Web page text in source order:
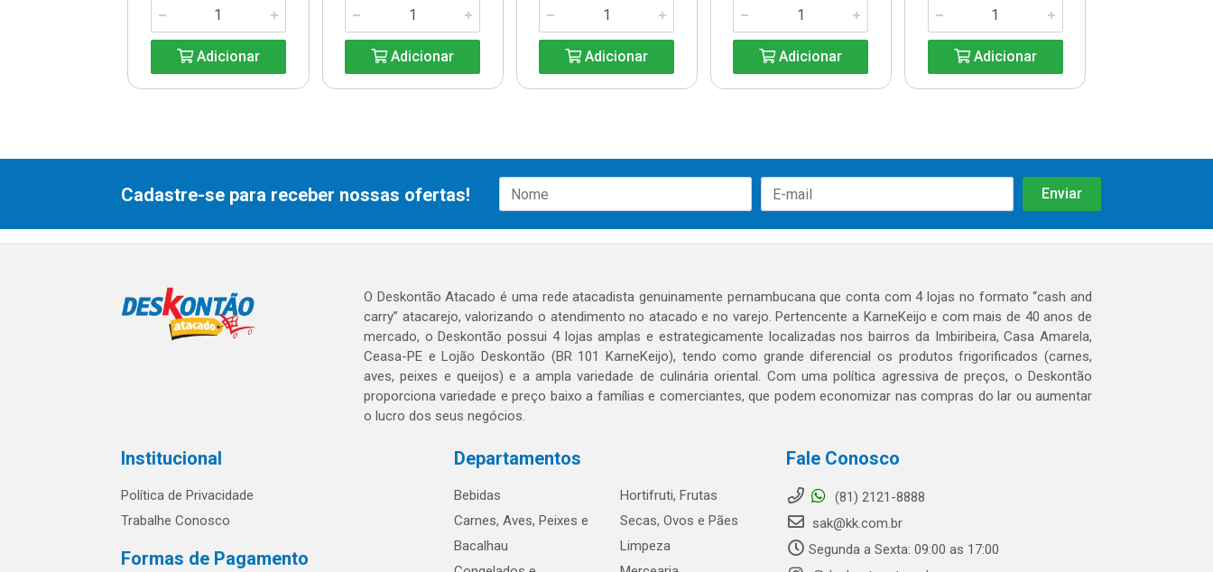
Adicionar Adicionar Adicionar Adicionar Adicionar
Cadastre-se para receber nossas ofertas!
O Deskontão Atacado é uma rede atacadista genuinamente pernambucana que conta com 4 lojas no formato “cash and
carry” atacarejo, valorizando o atendimento no atacado e no varejo. Pertencente a KarneKeijo e com mais de 40 anos de
mercado, o Deskontão possui 4 lojas amplas e estrategicamente localizadas nos bairros da Imbiribeira, Casa Amarela,
Ceasa-PE e Lojão Deskontão (BR 101 KarneKeijo), tendo como grande diferencial os produtos frigorificados (carnes,
aves, peixes e queijos) e a ampla variedade de culinária oriental. Com uma política agressiva de preços, o Deskontão
proporciona variedade e preço baixo a famílias e comerciantes, que podem economizar nas compras do lar ou aumentar
o lucro dos seus negócios.
Institucional
Política de Privacidade
Trabalhe Conosco
Formas de Pagamento
Departamentos
Bebidas
Carnes, Aves, Peixes e
Bacalhau
Hortifruti, Frutas
Secas, Ovos e Pães
Limpeza
Fale Conosco
(81) 2121-8888
sak@kk.com.br
Segunda a Sexta: 09:00 as 17:00